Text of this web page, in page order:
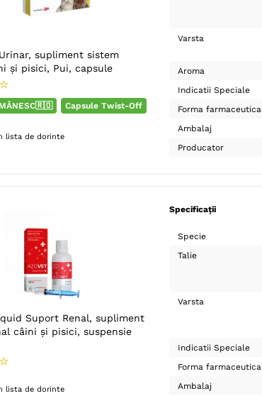
Urinar, supliment sistem
și pisici, Pui, capsule
☆
Capsule Twist-Off
lista de dorinte
Varsta
Aroma
Indicatii Speciale
Forma farmaceutica
Ambalaj
Producator
Suport Renal, supliment
câini și pisici, suspensie
☆
lista de dorinte
Specificații
Specie
Talie
Varsta
Indicatii Speciale
Forma farmaceutica
Ambalaj